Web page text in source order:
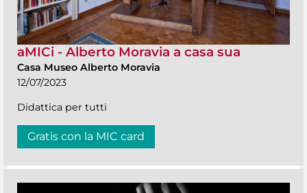
aMICi - Alberto Moravia a casa sua
Casa Museo Alberto Moravia
12/07/2023
Didattica per tutti
Gratis con la MIC card